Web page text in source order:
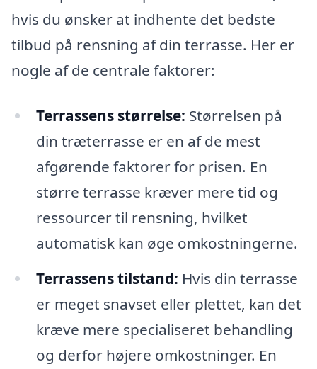
hvis du ønsker at indhente det bedste
tilbud på rensning af din terrasse. Her er
nogle af de centrale faktorer:
Terrassens størrelse: Størrelsen på
din træterrasse er en af de mest
afgørende faktorer for prisen. En
større terrasse kræver mere tid og
ressourcer til rensning, hvilket
automatisk kan øge omkostningerne.
Terrassens tilstand: Hvis din terrasse
er meget snavset eller plettet, kan det
kræve mere specialiseret behandling
og derfor højere omkostninger. En